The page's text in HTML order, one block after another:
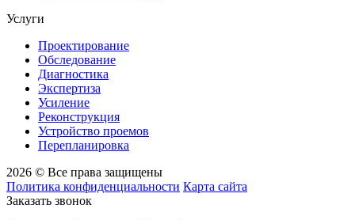
Услуги
Проектирование
Обследование
Диагностика
Экспертиза
Усиление
Реконструкция
Устройство проемов
Перепланировка
2026 © Все права защищены
Политика конфиденциальности Карта сайта
Заказать звонок